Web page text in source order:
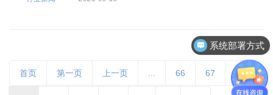
首页 第一页 上一页 66 67 68
系统部署方式